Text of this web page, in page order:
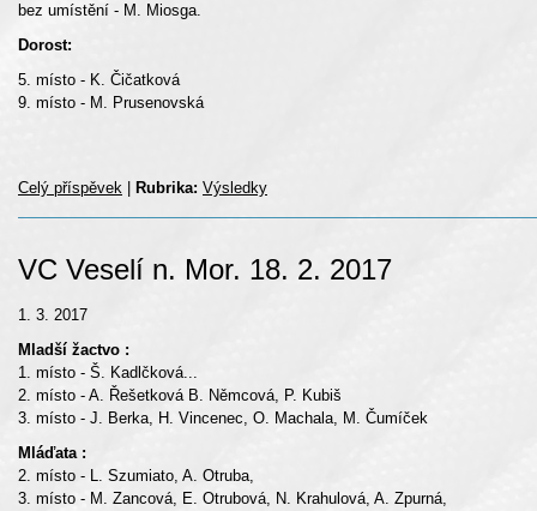
bez umístění - M. Miosga.
Dorost:
5. místo - K. Čičatková
9. místo - M. Prusenovská
Celý příspěvek Rubrika: Výsledky
VC Veselí n. Mor. 18. 2. 2017
1. 3. 2017
Mladší žactvo :
1. místo - Š. Kadlčková...
2. místo - A. Řešetková B. Němcová, P. Kubiš
3. místo - J. Berka, H. Vincenec, O. Machala, M. Čumíček
Mláďata :
2. místo - L. Szumiato, A. Otruba,
3. místo - M. Zancová, E. Otrubová, N. Krahulová, A. Zpurná,